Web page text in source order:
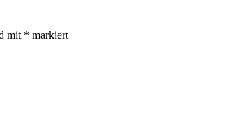
mit * markiert